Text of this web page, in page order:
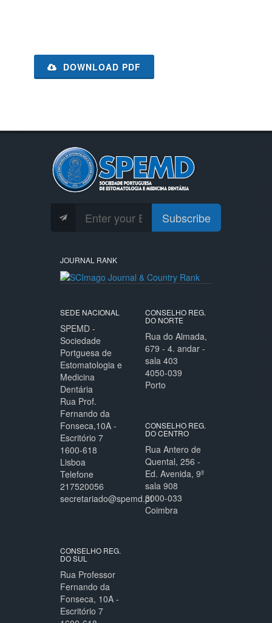
DOWNLOAD PDF
Subscribe
JOURNAL RANK
SEDE NACIONAL
SPEMD -
Sociedade
Portguesa de
Estomatologia e
Medicina
Dentária
Rua Prof.
Fernando da
Fonseca,10A -
Escritório 7
1600-618
Lisboa
Telefone
217520056
secretariado@spemd.pt
CONSELHO REG.
DO NORTE
Rua do Almada,
679 - 4. andar -
sala 403
4050-039
Porto
CONSELHO REG.
DO CENTRO
Rua Antero de
Quental, 256 -
Ed. Avenida, 9º
sala 908
3000-033
Coimbra
CONSELHO REG.
DO SUL
Rua Professor
Fernando da
Fonseca, 10A -
Escritório 7